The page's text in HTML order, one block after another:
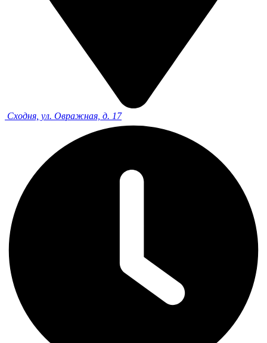
Сходня, ул. Овражная, д. 17